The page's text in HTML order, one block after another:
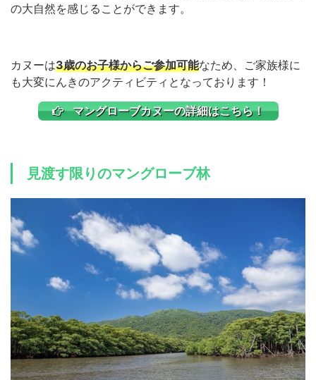
の大自然を感じることができます。
カヌーは3歳のお子様からご参加可能なため、ご家族様に
も大変にんきのアクティビティとなっております！
マングローブカヌーの詳細はこちら！
見渡す限りのマングローブ林